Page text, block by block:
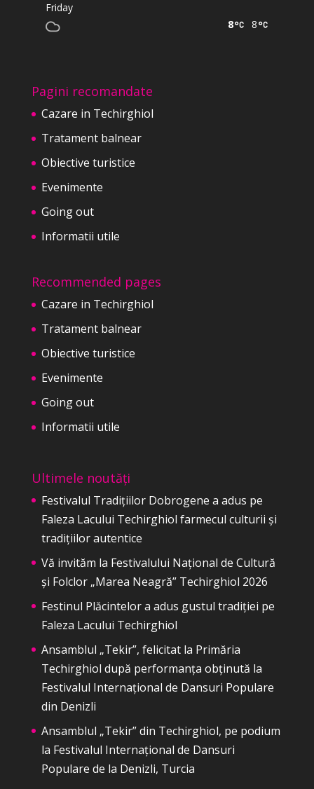
Friday
8
8
Pagini recomandate
Cazare in Techirghiol
Tratament balnear
Obiective turistice
Evenimente
Going out
Informatii utile
Recommended pages
Cazare in Techirghiol
Tratament balnear
Obiective turistice
Evenimente
Going out
Informatii utile
Ultimele noutăți
Festivalul Tradițiilor Dobrogene a adus pe
Faleza Lacului Techirghiol farmecul culturii și
tradițiilor autentice
Vă invităm la Festivalului Național de Cultură
și Folclor „Marea Neagră” Techirghiol 2026
Festinul Plăcintelor a adus gustul tradiției pe
Faleza Lacului Techirghiol
Ansamblul „Tekir”, felicitat la Primăria
Techirghiol după performanța obținută la
Festivalul Internațional de Dansuri Populare
din Denizli
Ansamblul „Tekir” din Techirghiol, pe podium
la Festivalul Internațional de Dansuri
Populare de la Denizli, Turcia